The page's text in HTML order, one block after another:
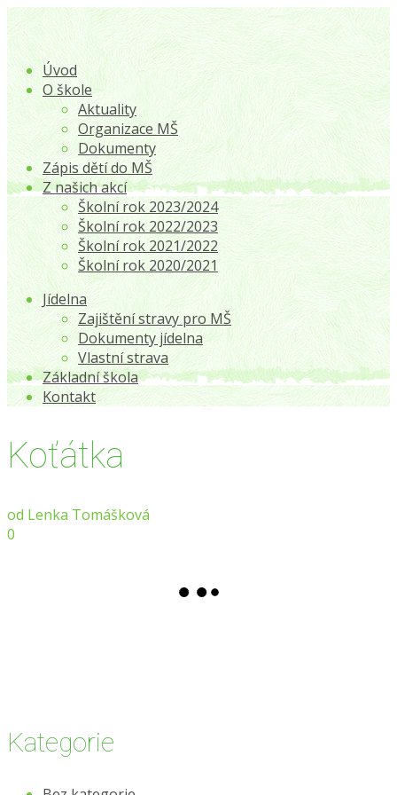
Úvod
O škole
Aktuality
Organizace MŠ
Dokumenty
Zápis dětí do MŠ
Z našich akcí
Školní rok 2023/2024
Školní rok 2022/2023
Školní rok 2021/2022
Školní rok 2020/2021
Jídelna
Zajištění stravy pro MŠ
Dokumenty jídelna
Vlastní strava
Základní škola
Kontakt
Koťátka
od Lenka Tomášková
0
Kategorie